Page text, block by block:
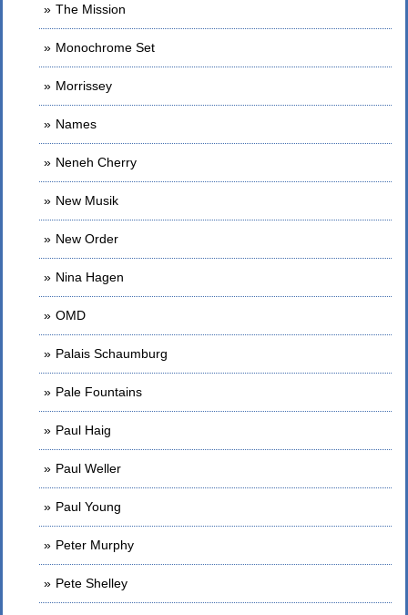
The Mission
Monochrome Set
Morrissey
Names
Neneh Cherry
New Musik
New Order
Nina Hagen
OMD
Palais Schaumburg
Pale Fountains
Paul Haig
Paul Weller
Paul Young
Peter Murphy
Pete Shelley